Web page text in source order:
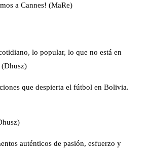
a Cannes! (MaRe)
lo popular, lo que no está en
(Dhusz)
que despierta el fútbol en Bolivia.
auténticos de pasión, esfuerzo y